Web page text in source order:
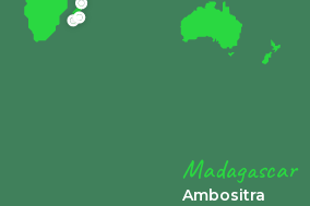
Madagascar
Ambositra